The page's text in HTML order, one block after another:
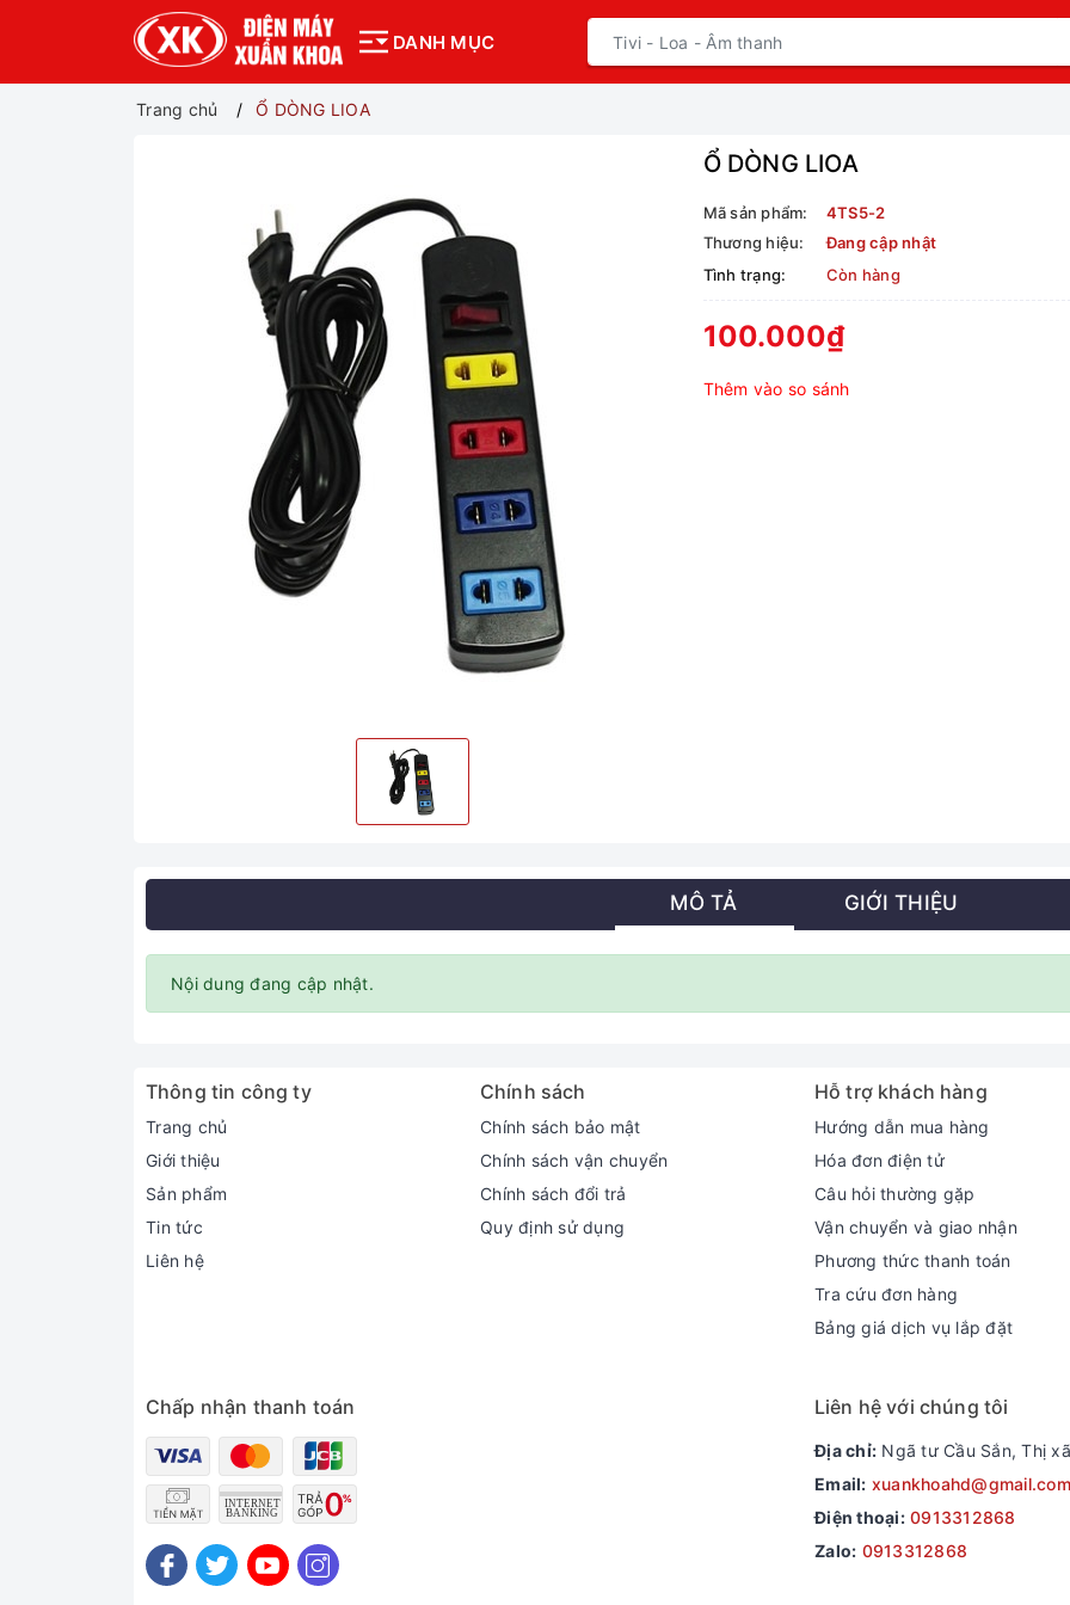
DANH MỤC
Trang chủ Ổ DÒNG LIOA
Ổ DÒNG LIOA
Mã sản phẩm:
4TS5-2
Thương hiệu:
Đang cập nhật
Tình trạng:
Còn hàng
100.000₫
Thêm vào so sánh
MÔ TẢ GIỚI THIỆU
Nội dung đang cập nhật.
Thông tin công ty
Trang chủ
Giới thiệu
Sản phẩm
Tin tức
Liên hệ
Chính sách
Chính sách bảo mật
Chính sách vận chuyển
Chính sách đổi trả
Quy định sử dụng
Hỗ trợ khách hàng
Hướng dẫn mua hàng
Hóa đơn điện tử
Câu hỏi thường gặp
Vận chuyển và giao nhận
Phương thức thanh toán
Tra cứu đơn hàng
Bảng giá dịch vụ lắp đặt
Chấp nhận thanh toán Liên hệ với chúng tôi
Địa chỉ: Ngã tư Cầu Sắn, Thị
Email: xuankhoahd@gmail.com
Điện thoại: 0913312868
Zalo: 0913312868